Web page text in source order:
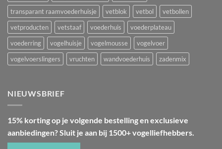
transparant raamvoederhuisje
vetblok vetbol
vetbollen
vetproducten
vetstaaf voederhuis
voederplateau
voederring
vogelhuisje vogelmousse
vogelvoer
vogelvoerslingers
vruchten wandvoederhuis zadenmix
NIEUWSBRIEF
15% korting op je volgende bestelling en exclusieve
aanbiedingen? Sluit je aan bij 1500+ vogelliefhebbers.